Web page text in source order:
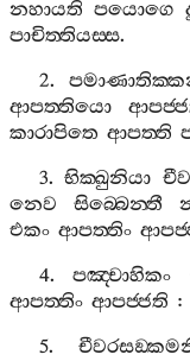
නහායති පයොගෙ
පාචිත‍්තියස‍්ස.
2.
ආපත‍්තියො
කාරාපිතෙ ආපත‍්ති
3.භික‍්ඛුනියා
නෙව
සිබ‍්බෙන‍්තී
එකං ආපත‍්තිං
4.පඤ‍්චාහිකං
ආපත‍්තිං ආපජ‍්ජති :
5.